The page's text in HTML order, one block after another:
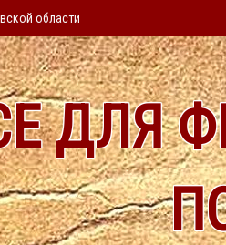
области
ДЛЯ